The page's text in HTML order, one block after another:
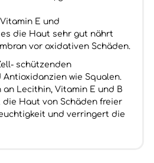
E und
die Haut sehr gut nährt
vor oxidativen Schäden.
schützenden
wie Squalen.
an Lecithin, Vitamin E und B
Haut von Schäden freier
und verringert die